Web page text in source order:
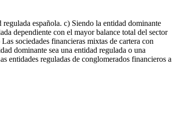
española. c) Siendo la entidad dominante
dependiente con el mayor balance total del sector
sociedades financieras mixtas de cartera con
dominante sea una entidad regulada o una
entidades reguladas de conglomerados financieros a